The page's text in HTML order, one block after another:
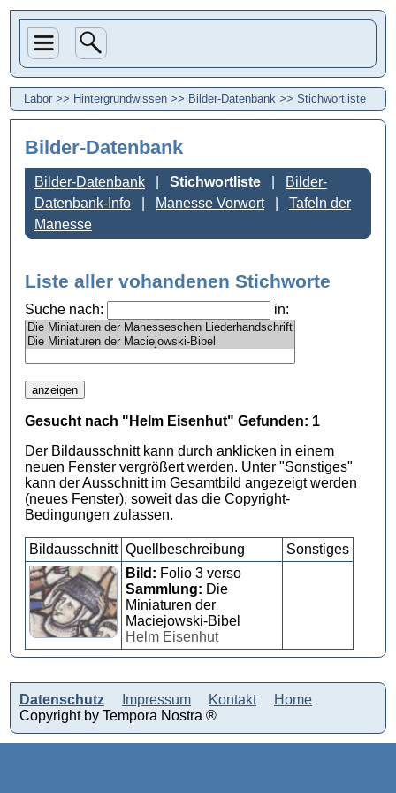
Labor >> Hintergrundwissen >> Bilder-Datenbank >> Stichwortliste
Bilder-Datenbank
Bilder-Datenbank Stichwortliste
Bilder-
Datenbank-Info
Manesse Vorwort
Tafeln der
Manesse
Liste aller vohandenen Stichworte
Suche nach: in:
Gesucht nach "Helm Eisenhut" Gefunden: 1
Der Bildausschnitt kann durch anklicken in einem
neuen Fenster vergrößert werden. Unter "Sonstiges"
kann der Ausschnitt im Gesamtbild angezeigt werden
(neues Fenster), soweit das die Copyright-
Bedingungen zulassen.
Bildausschnitt Quellbeschreibung
Sonstiges
Bild: Folio 3 verso
Sammlung: Die
Miniaturen der
Maciejowski-Bibel
Helm Eisenhut
Datenschutz Impressum Kontakt
Home
Copyright by Tempora Nostra ®